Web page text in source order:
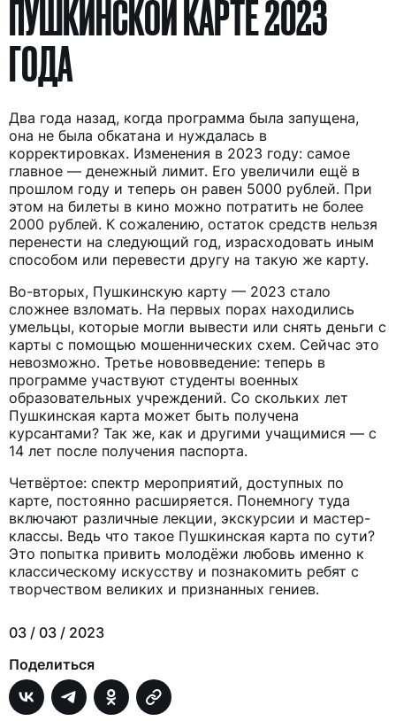
ПУШКИНСКОЙ КАРТЕ 2023
ГОДА
Два года назад, когда программа была запущена,
она не была обкатана и нуждалась в
корректировках. Изменения в 2023 году: самое
главное — денежный лимит. Его увеличили ещё в
прошлом году и теперь он равен 5000 рублей. При
этом на билеты в кино можно потратить не более
2000 рублей. К сожалению, остаток средств нельзя
перенести на следующий год, израсходовать иным
способом или перевести другу на такую же карту.
Во-вторых, Пушкинскую карту — 2023 стало
сложнее взломать. На первых порах находились
умельцы, которые могли вывести или снять деньги с
карты с помощью мошеннических схем. Сейчас это
невозможно. Третье нововведение: теперь в
программе участвуют студенты военных
образовательных учреждений. Со скольких лет
Пушкинская карта может быть получена
курсантами? Так же, как и другими учащимися — с
14 лет после получения паспорта.
Четвёртое: спектр мероприятий, доступных по
карте, постоянно расширяется. Понемногу туда
включают различные лекции, экскурсии и мастер-
классы. Ведь что такое Пушкинская карта по сути?
Это попытка привить молодёжи любовь именно к
классическому искусству и познакомить ребят с
творчеством великих и признанных гениев.
03 / 03 / 2023
Поделиться
Я ИЩУ: